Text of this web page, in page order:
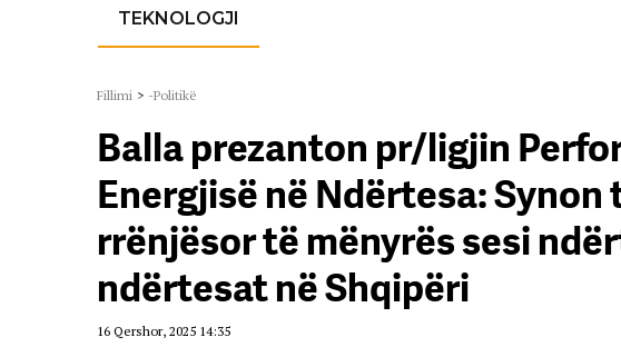
TEKNOLOGJI
Fillimi > -Politikë
Balla prezanton pr/ligjin
Energjisë në Ndërtesa:
rrënjësor të mënyrës sesi
ndërtesat në Shqipëri
16 Qershor, 2025 14:35